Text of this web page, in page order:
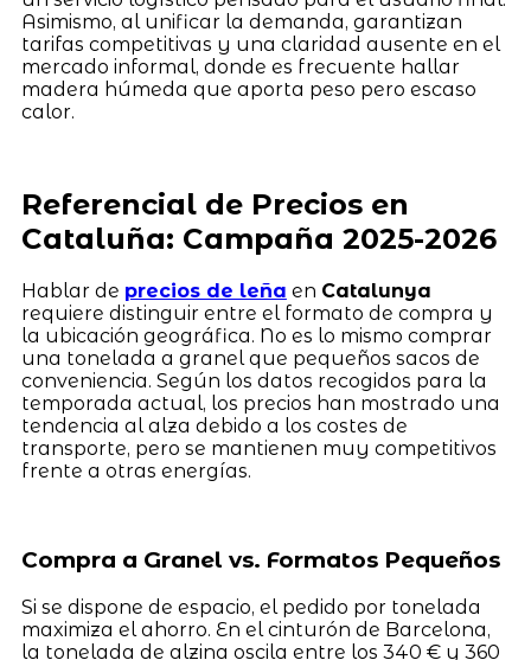
Asimismo, al unificar la demanda, garantizan
tarifas competitivas y una claridad ausente en el
mercado informal, donde es frecuente hallar
madera húmeda que aporta peso pero escaso
calor.
Referencial de Precios en
Cataluña: Campaña 2025-2026
Hablar de precios de leña en Catalunya
requiere distinguir entre el formato de compra y
la ubicación geográfica. No es lo mismo comprar
una tonelada a granel que pequeños sacos de
conveniencia. Según los datos recogidos para la
temporada actual, los precios han mostrado una
tendencia al alza debido a los costes de
transporte, pero se mantienen muy competitivos
frente a otras energías.
Compra a Granel vs. Formatos Pequeños
Si se dispone de espacio, el pedido por tonelada
maximiza el ahorro. En el cinturón de Barcelona,
la tonelada de alzina oscila entre los 340 € y 360